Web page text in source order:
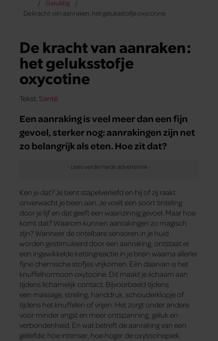
Gelukkig
De kracht van aanraken: het geluksstofje oxycotine
De kracht van aanraken:
het geluksstofje
oxycotine
Tekst: Santé
Een aanraking is veel meer dan een fijn
gevoel, sterker nog: aanrakingen zijn net
zo belangrijk als eten. Hoe zit dat?
Ken je dat? Je bent stapelverliefd en hij of zij raakt
onverwacht je been aan. Je voelt een soort tinteling
door je lijf en dat geeft een waanzinnig gevoel. Maar hoe
komt dat? Waarom kunnen aanrakingen zo magisch
zijn? Wanneer de ontelbare sensoren in je huid
worden gestimuleerd door een aanraking, ontstaat er
een ingewikkelde kettingreactie in je brein waarna allerlei
fijne chemische stofjes vrijkomen. Eén daarvan is het
knuffelhormoon oxytocine. Dit maakt je lichaam aan
tijdens lichamelijk contact. Bijvoorbeeld tijdens
een massage, streling, handdruk, schouderklopje of
tijdens het knuffelen of vrijen. Het zorgt onder andere
voor minder angst en meer ontspanning, geluk en
verbondenheid. En wat betreft de aanraking van een
geliefde: hoe intenser, hoe hoger de oxytocinepiek.